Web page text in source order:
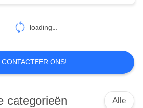
49
loading...
CONTACTEER ONS!
categorieën Alle